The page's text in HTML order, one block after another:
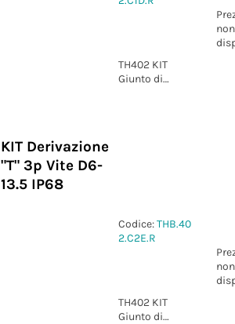
non
TH402 KIT
Giunto di
KIT Derivazione
"T" 3p Vite D6-
13.5 IP68
Codice:THB.40
2.C2E.R
non
TH402 KIT
Giunto di